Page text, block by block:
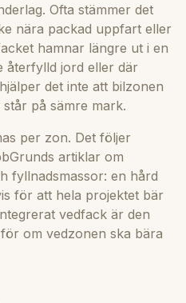
Ofta stämmer det
nära packad uppfart eller
hamnar längre ut i en
återfylld jord eller där
det inte att bilzonen
på sämre mark.
per zon. Det följer
artiklar om
fyllnadsmassor: en hård
för att hela projektet bär
vedfack är den
om vedzonen ska bära